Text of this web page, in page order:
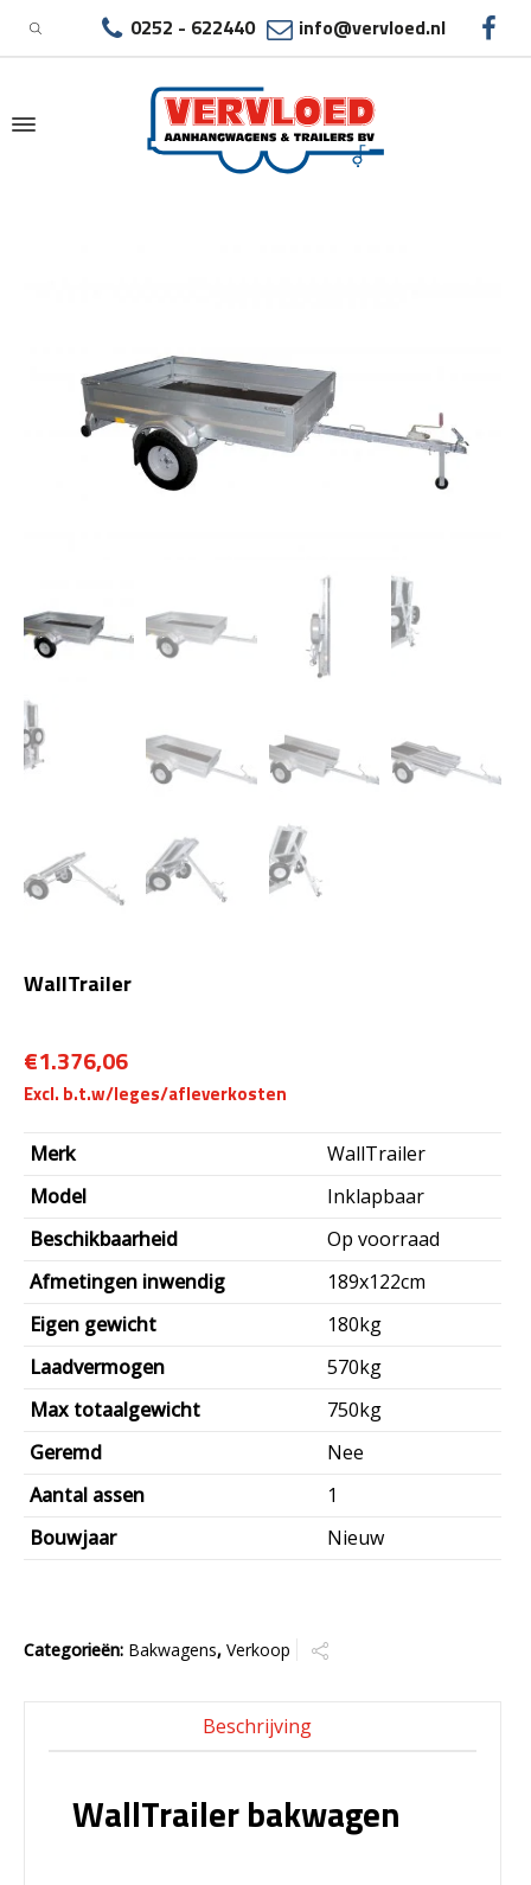
0252 - 622440 info@vervloed.nl
WallTrailer
€1.376,06
Merk
WallTrailer
Model
Inklapbaar
Beschikbaarheid
Op voorraad
Afmetingen inwendig
189x122cm
Eigen gewicht
180kg
Laadvermogen
570kg
Max totaalgewicht
750kg
Geremd
Nee
Aantal assen
1
Bouwjaar
Nieuw
Categorieën: Bakwagens, Verkoop
Beschrijving
WallTrailer bakwagen